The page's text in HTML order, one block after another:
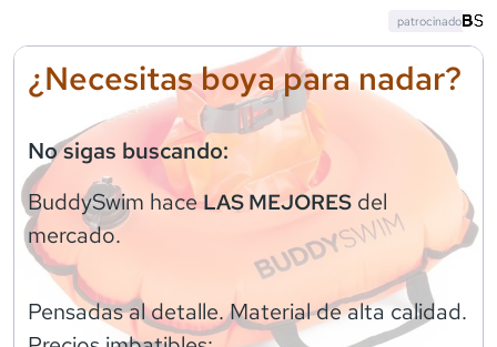
¿Necesitas boya para nadar?
No sigas buscando:
BuddySwim haceLAS MEJORES del
mercado.
Pensadas al detalle. Material de alta calidad.
patrocinado